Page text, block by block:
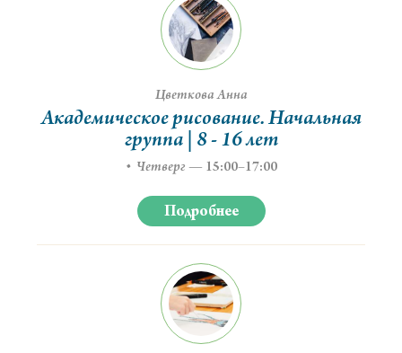
Цветкова Анна
Академическое рисование. Начальная
группа | 8 - 16 лет
Четверг — 15:00–17:00
Подробнее